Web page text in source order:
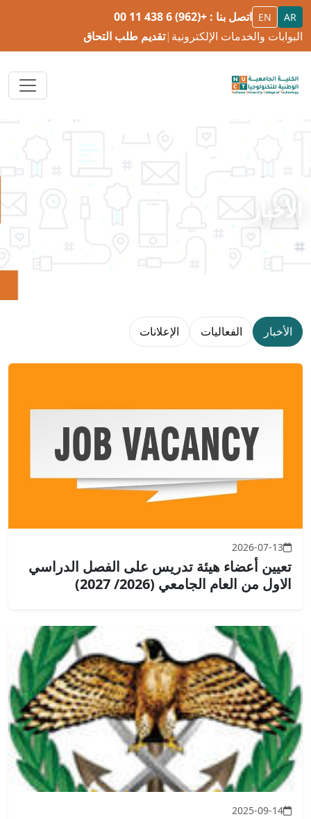
تقديم طلب التحاق| البوابات والخدمات الإلكترونية
اتصل بنا : +(962) 6 438 11 00 AR
EN
الأخبار
الأخبار الفعاليات الإعلانات
2026-07-13
تعيين أعضاء هيئة تدريس على الفصل الدراسي
الاول من العام الجامعي (2026/ 2027)
2025-09-14